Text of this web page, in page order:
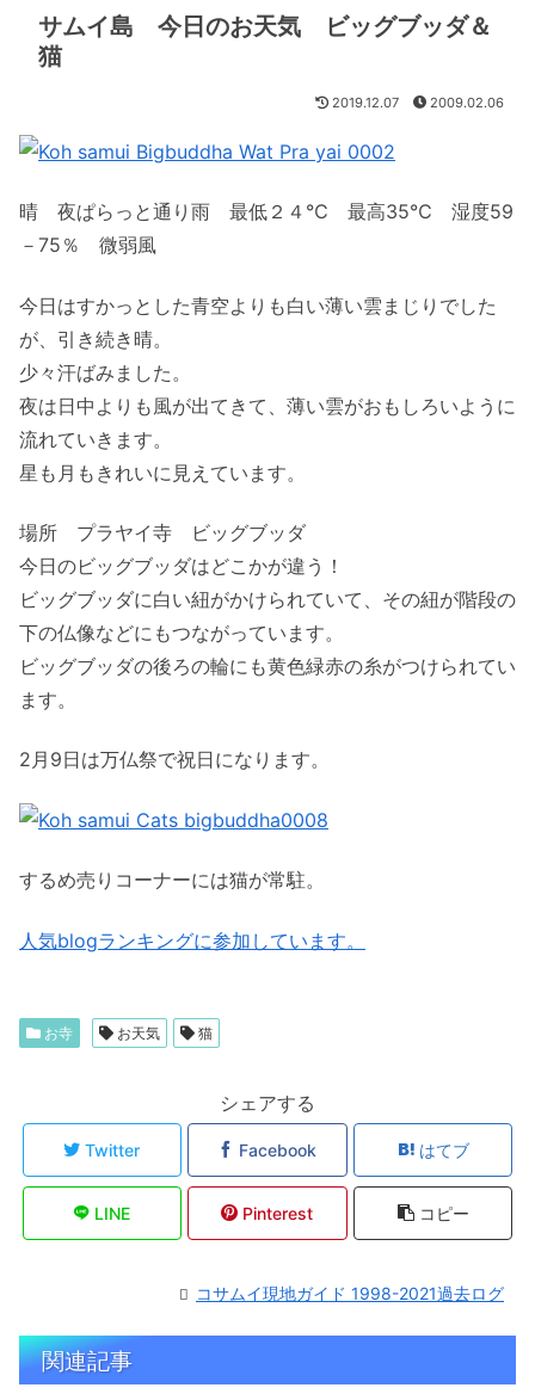
サムイ島 今日のお天気 ビッグブッダ＆
猫
2019.12.07 2009.02.06
晴 夜ぱらっと通り雨 最低２４℃ 最高35℃ 湿度59
－75％ 微弱風
今日はすかっとした青空よりも白い薄い雲まじりでした
が、引き続き晴。
少々汗ばみました。
夜は日中よりも風が出てきて、薄い雲がおもしろいように
流れていきます。
星も月もきれいに見えています。
場所 プラヤイ寺 ビッグブッダ
今日のビッグブッダはどこかが違う！
ビッグブッダに白い紐がかけられていて、その紐が階段の
下の仏像などにもつながっています。
ビッグブッダの後ろの輪にも黄色緑赤の糸がつけられてい
ます。
2月9日は万仏祭で祝日になります。
するめ売りコーナーには猫が常駐。
人気blogランキングに参加しています。
お寺 お天気 猫
シェアする
Twitter Facebook はてブ
LINE Pinterest コピー
コサムイ現地ガイド 1998-2021過去ログ
関連記事